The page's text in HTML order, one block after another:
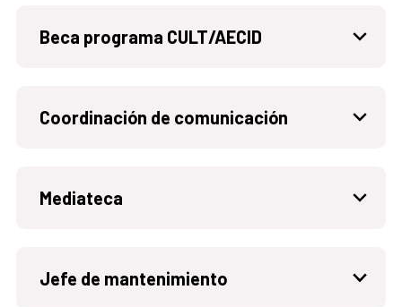
Beca programa CULT/AECID
Coordinación de comunicación
Mediateca
Jefe de mantenimiento